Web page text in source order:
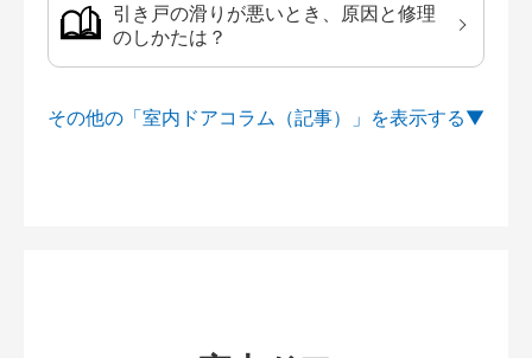
引き戸の滑りが悪いとき、原因と修理
のしかたは？
その他の「室内ドアコラム（記事）」を